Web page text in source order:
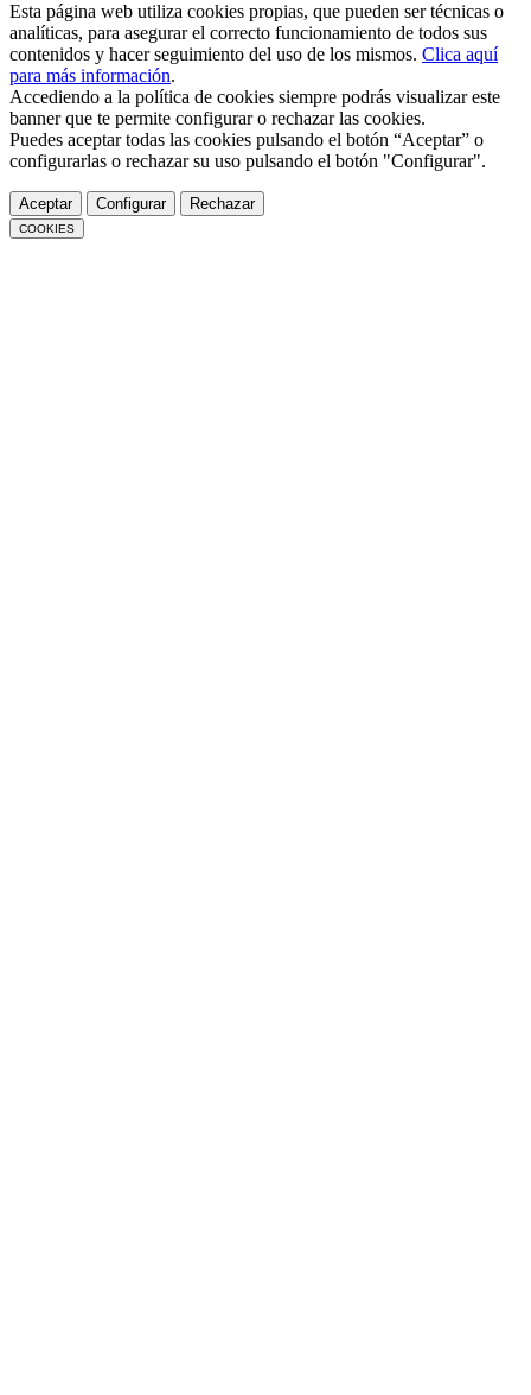
Esta página web utiliza cookies propias, que pueden ser técnicas o
analíticas, para asegurar el correcto funcionamiento de todos sus
contenidos y hacer seguimiento del uso de los mismos. Clica aquí
para más información.
Accediendo a la política de cookies siempre podrás visualizar este
banner que te permite configurar o rechazar las cookies.
Puedes aceptar todas las cookies pulsando el botón “Aceptar” o
configurarlas o rechazar su uso pulsando el botón "Configurar".
Aceptar Configurar Rechazar
COOKIES